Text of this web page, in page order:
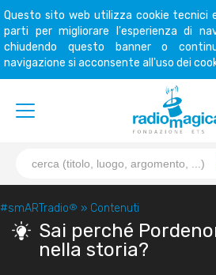
Questo sito web utilizza cookie tecnici
parti per migliorare l'esperienza di
chiudendo questo banner o
navigazione si acconsente all'uso dei
#smARTradio® » Contenuti
Sai perché
nella storia?